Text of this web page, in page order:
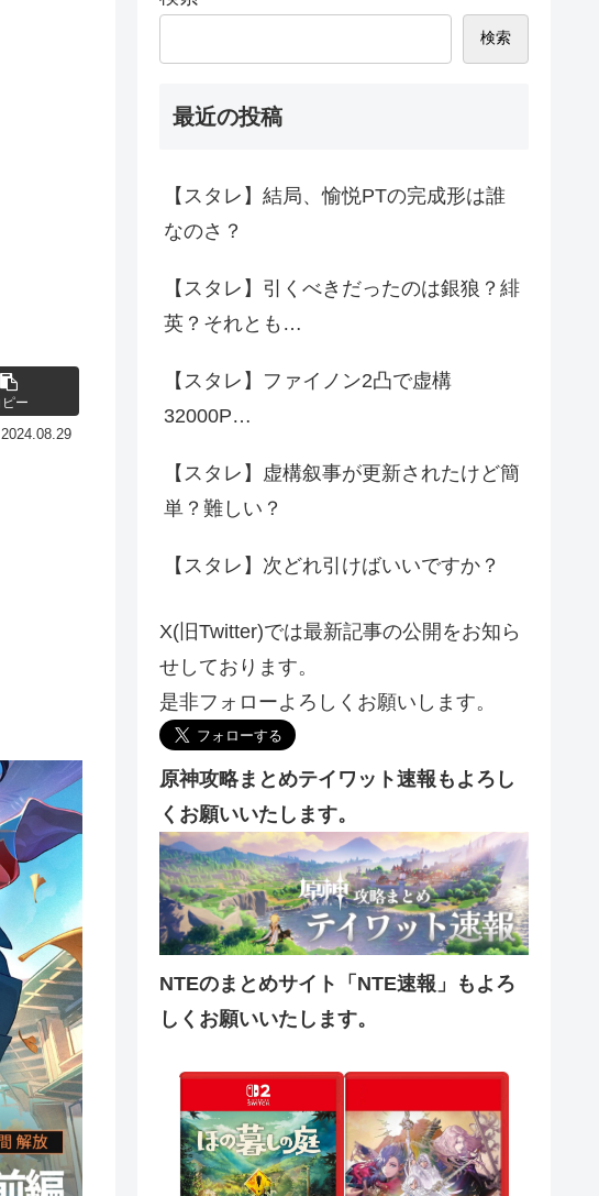
ピー
2024.08.29
検索
最近の投稿
【スタレ】結局、愉悦PTの完成形は誰
なのさ？
【スタレ】引くべきだったのは銀狼？緋
英？それとも…
【スタレ】ファイノン2凸で虚構
32000P…
【スタレ】虚構叙事が更新されたけど簡
単？難しい？
【スタレ】次どれ引けばいいですか？
X(旧Twitter)では最新記事の公開をお知ら
せしております。
是非フォローよろしくお願いします。
原神攻略まとめテイワット速報もよろし
くお願いいたします。
NTEのまとめサイト「NTE速報」もよろ
しくお願いいたします。